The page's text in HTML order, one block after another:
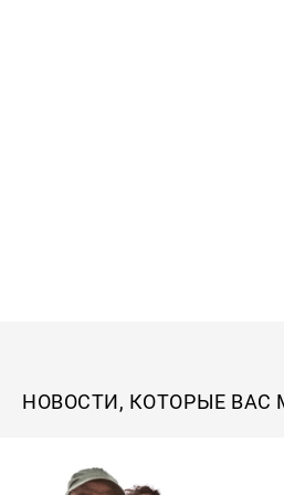
НОВОСТИ, КОТОРЫЕ ВАС